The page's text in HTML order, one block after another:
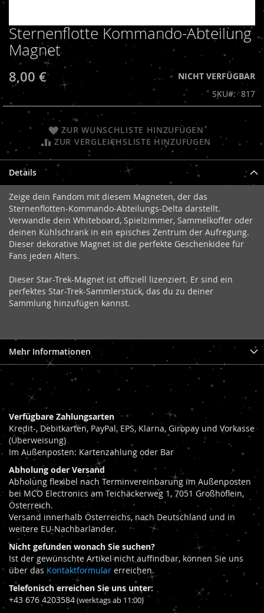
Zum
Anfang
der
Bildergalerie
springen
Sternenflotte Kommando-Abteilung
Magnet
8,00 €
NICHT VERFÜGBAR
SKU
817
ZUR WUNSCHLISTE HINZUFÜGEN
ZUR VERGLEICHSLISTE HINZUFÜGEN
Details
Zeige dein Fandom mit diesem Magneten, der das
Sternenflotten-Kommando-Abteilungs-Delta darstellt.
Verwandle dein Whiteboard, Spielzimmer, Sammelkoffer oder
deinen Kühlschrank in ein episches Zentrum der Aufregung.
Dieser dekorative Magnet ist die perfekte Geschenkidee für
Fans jeden Alters.
Dieser Star-Trek-Magnet ist offiziell lizenziert. Er sind ein
perfektes Star-Trek-Sammlerstück, das du zu deiner
Sammlung hinzufügen kannst.
Mehr Informationen
Verfügbare Zahlungsarten
Kredit-, Debitkarten, PayPal, EPS, Klarna, Giropay und Vorkasse
(Überweisung)
Im Außenposten: Kartenzahlung oder Bar
Abholung oder Versand
Abholung flexibel nach Terminvereinbarung im Außenposten
bei MCO Electronics am Teichäckerweg 1, 7051 Großhöflein,
Österreich.
Versand innerhalb Österreichs, nach Deutschland und in
weitere EU-Nachbarländer.
Nicht gefunden wonach Sie suchen?
Ist der gewünschte Artikel nicht auffindbar, können Sie uns
über das Kontaktformular erreichen.
Telefonisch erreichen Sie uns unter:
+43 676 4203584(werktags ab 11:00)